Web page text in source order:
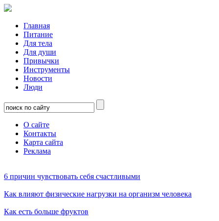
Главная
Питание
Для тела
Для души
Привычки
Инструменты
Новости
Люди
О сайте
Контакты
Карта сайта
Реклама
6 причин чувствовать себя счастливыми
Как влияют физические нагрузки на организм человека
Как есть больше фруктов